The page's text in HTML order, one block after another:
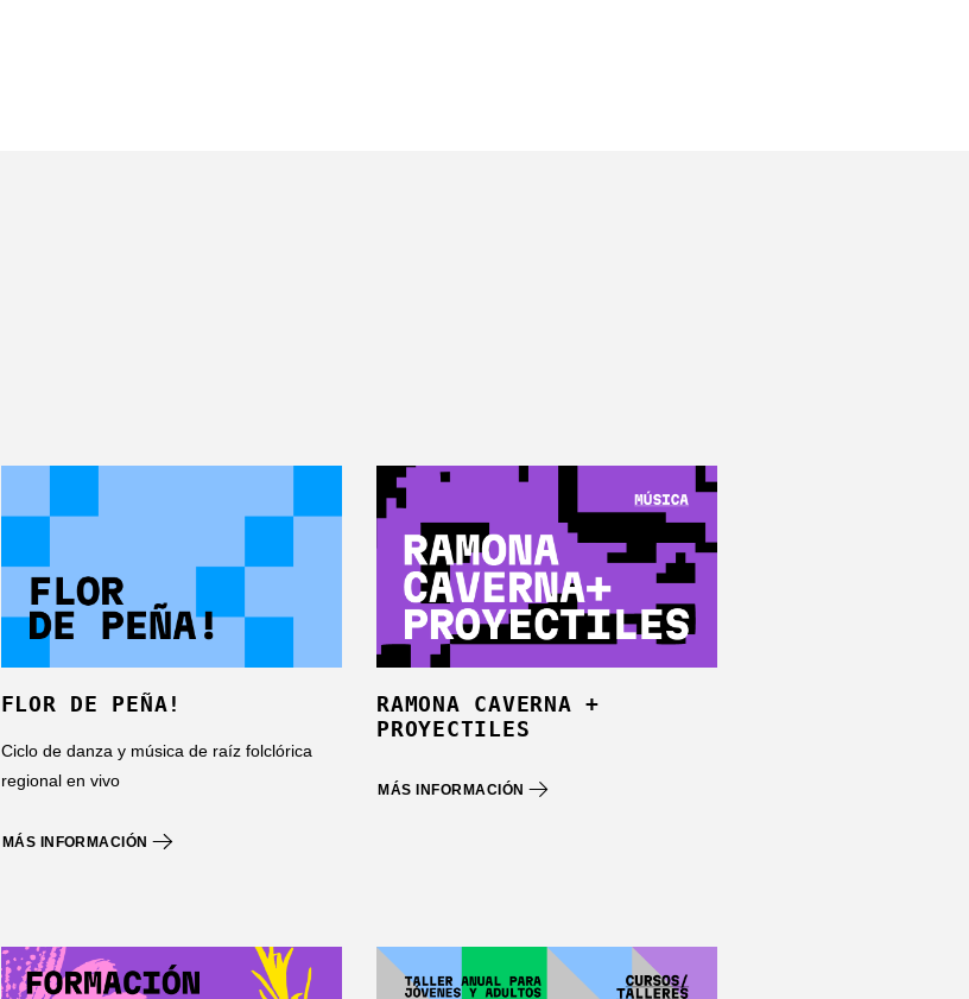
FLOR DE PEÑA!
Ciclo de danza y música de raíz folclórica
regional en vivo
MÁS INFORMACIÓN
RAMONA CAVERNA +
PROYECTILES
MÁS INFORMACIÓN